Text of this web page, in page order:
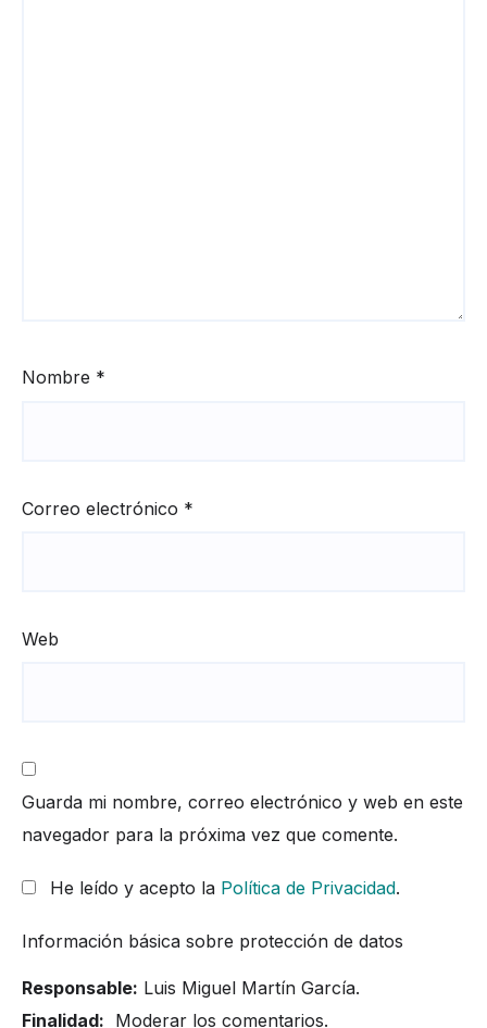
Nombre *
Correo electrónico *
Web
Guarda mi nombre, correo electrónico y web en este
navegador para la próxima vez que comente.
He leído y acepto la Política de Privacidad.
Información básica sobre protección de datos
Responsable: Luis Miguel Martín García.
Finalidad: Moderar los comentarios.